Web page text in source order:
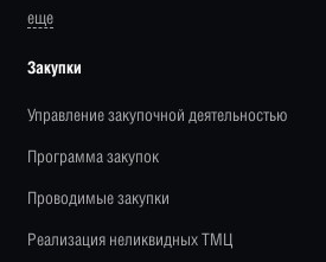
еще
Закупки
Управление закупочной деятельностью
Программа закупок
Проводимые закупки
Реализация неликвидных ТМЦ